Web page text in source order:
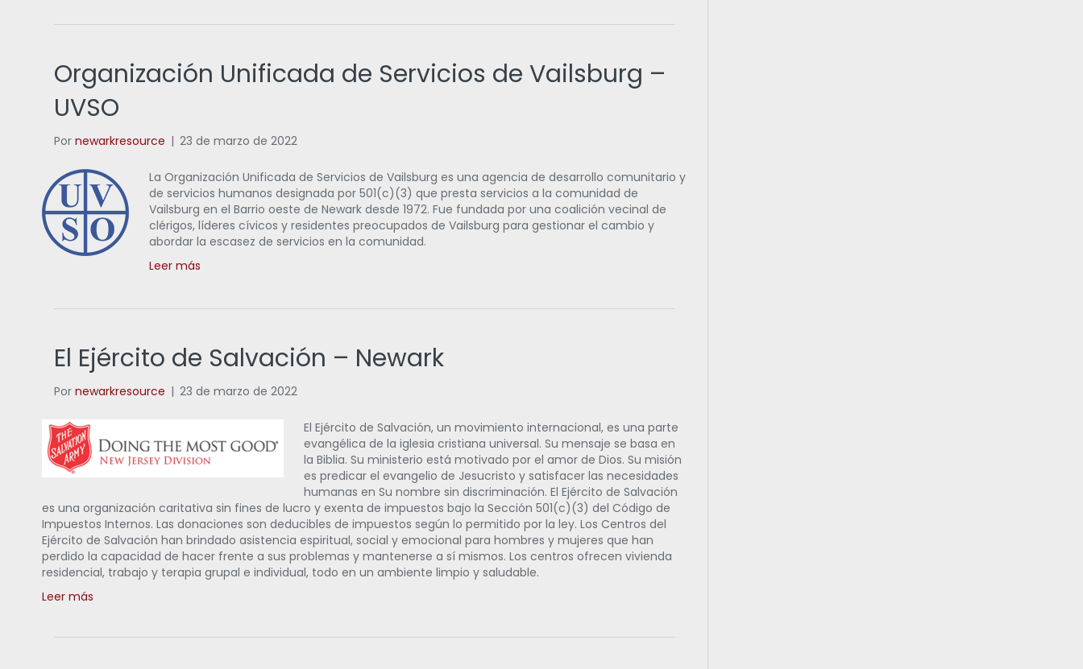
Organización Unificada de Servicios de Vailsburg –
UVSO
Pornewarkresource | 23 de marzo de 2022
La Organización Unificada de Servicios de Vailsburg es una agencia de desarrollo comunitario y
de servicios humanos designada por 501(c)(3) que presta servicios a la comunidad de
Vailsburg en el Barrio oeste de Newark desde 1972. Fue fundada por una coalición vecinal de
clérigos, líderes cívicos y residentes preocupados de Vailsburg para gestionar el cambio y
abordar la escasez de servicios en la comunidad.
Leer más
El Ejército de Salvación – Newark
Pornewarkresource | 23 de marzo de 2022
El Ejército de Salvación, un movimiento internacional, es una parte
evangélica de la iglesia cristiana universal. Su mensaje se basa en
la Biblia. Su ministerio está motivado por el amor de Dios. Su misión
es predicar el evangelio de Jesucristo y satisfacer las necesidades
humanas en Su nombre sin discriminación. El Ejército de Salvación
es una organización caritativa sin fines de lucro y exenta de impuestos bajo la Sección 501(c)(3) del Código de
Impuestos Internos. Las donaciones son deducibles de impuestos según lo permitido por la ley. Los Centros del
Ejército de Salvación han brindado asistencia espiritual, social y emocional para hombres y mujeres que han
perdido la capacidad de hacer frente a sus problemas y mantenerse a sí mismos. Los centros ofrecen vivienda
residencial, trabajo y terapia grupal e individual, todo en un ambiente limpio y saludable.
Leer más